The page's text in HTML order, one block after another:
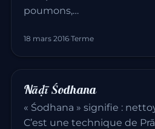
poumons,…
18 mars 2016·Terme
Nāḍī Śodhana
« Śodhana » signifie :
C’est une technique de